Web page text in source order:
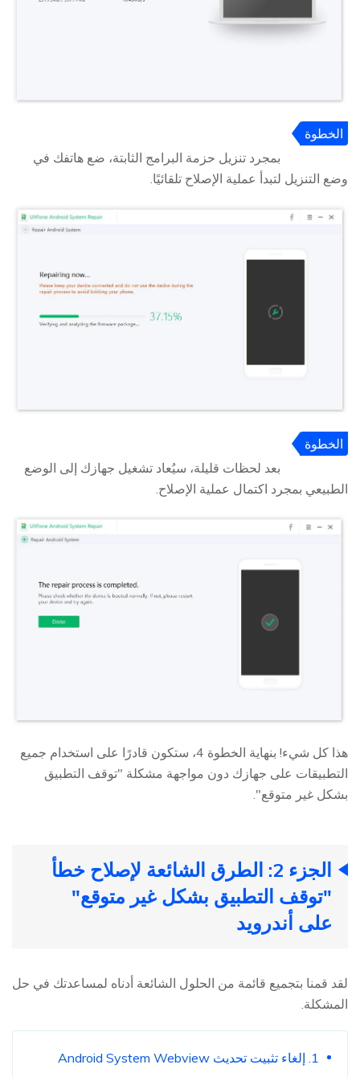
الخطوة
بمجرد تنزيل حزمة البرامج الثابتة، ضع هاتفك في
وضع التنزيل لتبدأ عملية الإصلاح تلقائيًا.
الخطوة
بعد لحظات قليلة، سيُعاد تشغيل جهازك إلى الوضع
الطبيعي بمجرد اكتمال عملية الإصلاح.
هذا كل شيء! بنهاية الخطوة 4، ستكون قادرًا على استخدام جميع
التطبيقات على جهازك دون مواجهة مشكلة "توقف التطبيق
بشكل غير متوقع".
الجزء 2: الطرق الشائعة لإصلاح خطأ
"توقف التطبيق بشكل غير متوقع"
على أندرويد
لقد قمنا بتجميع قائمة من الحلول الشائعة أدناه لمساعدتك في حل
المشكلة.
1. إلغاء تثبيت تحديث Android System Webview